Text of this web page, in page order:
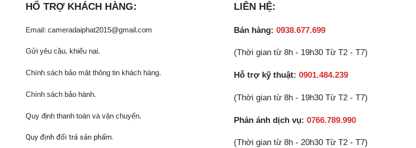
HỔ TRỢ KHÁCH HÀNG:
Email: cameradaiphat2015@gmail.com
Gửi yêu cầu, khiếu nại.
Chính sách bảo mật thông tin khách hàng.
Chính sách bảo hành.
Quy định thanh toán và vận chuyển.
Quy định đổi trả sản phẩm.
LIÊN HỆ:
Bán hàng:0938.677.699
(Thời gian từ 8h - 19h30 Từ T2 - T7)
Hỗ trợ kỹ thuật:0901.484.239
(Thời gian từ 8h - 19h30 Từ T2 - T7)
Phản ánh dịch vụ:0766.789.990
(Thời gian từ 8h - 20h30 Từ T2 - T7)